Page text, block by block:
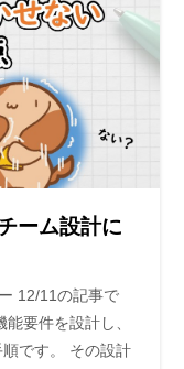
ーム設計に
12/11の記事で
要件を設計し、
です。 その設計